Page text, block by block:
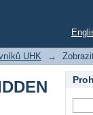
UHK →